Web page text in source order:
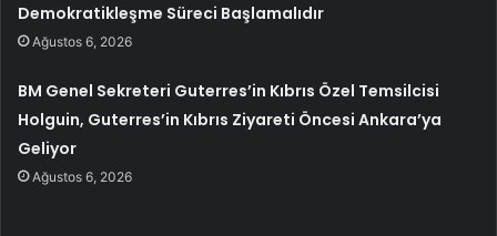
Demokratikleşme Süreci Başlamalıdır
Ağustos 6, 2026
BM Genel Sekreteri Guterres’in Kıbrıs Özel Temsilcisi
Holguin, Guterres’in Kıbrıs Ziyareti Öncesi Ankara’ya
Geliyor
Ağustos 6, 2026